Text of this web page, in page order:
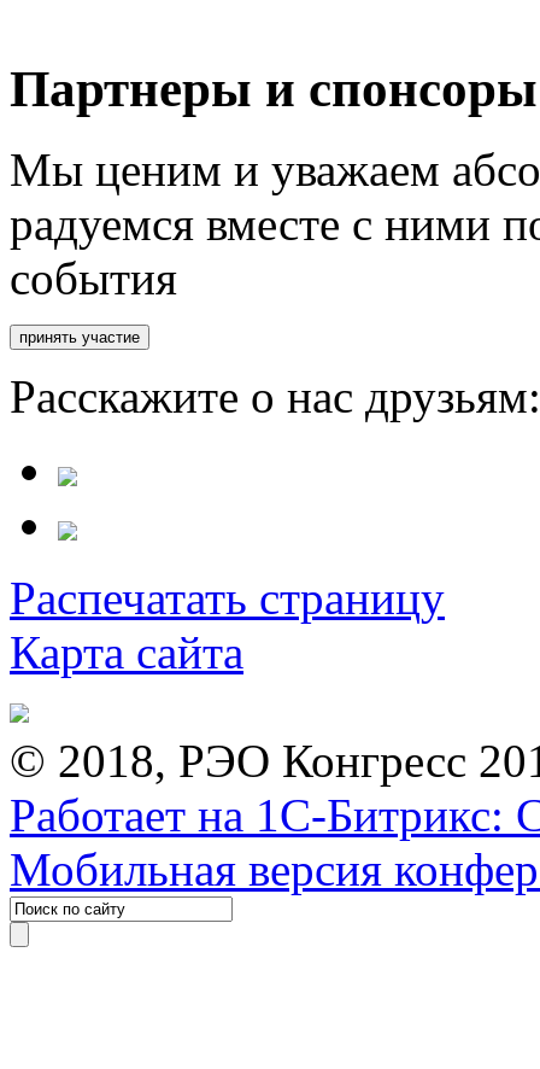
Партнеры и спонсоры
Мы ценим и уважаем
радуемся вместе с ними
события
Расскажите о нас
Распечатать страницу
Карта сайта
© 2018, РЭО Конгресс
Работает на 1С-Битрикс:
Мобильная версия